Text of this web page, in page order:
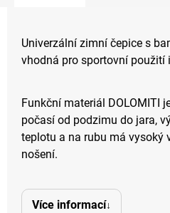
Univerzální zimní čepice s
vhodná pro sportovní použití
Funkční materiál DOLOMITI
počasí od podzimu do jara,
teplotu a na rubu má vysoký
nošení.
Více informací